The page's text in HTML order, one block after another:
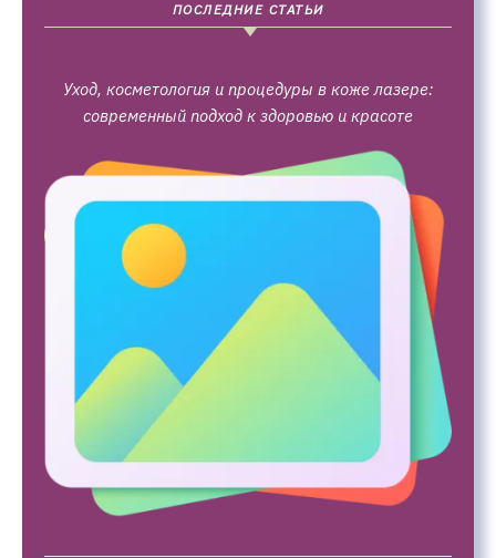
ПОСЛЕДНИЕ СТАТЬИ
Уход, косметология и процедуры в коже лазере:
современный подход к здоровью и красоте